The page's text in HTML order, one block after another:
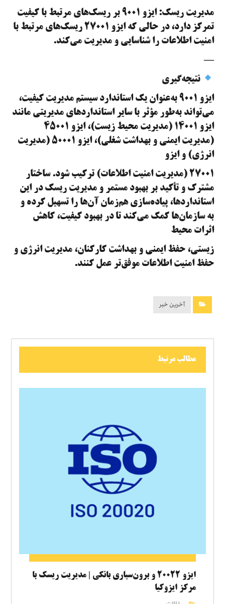
مدیریت ریسک: ایزو ۹۰۰۱ بر ریسک‌های مرتبط با کیفیت
تمرکز دارد، در حالی که ایزو ۲۷۰۰۱ ریسک‌های مرتبط با
امنیت اطلاعات را شناسایی و مدیریت می‌کند.
—
نتیجه‌گیری
ایزو ۹۰۰۱ به‌عنوان یک استاندارد سیستم مدیریت کیفیت،
می‌تواند به‌طور مؤثر با سایر استانداردهای مدیریتی مانند
ایزو ۱۴۰۰۱ (مدیریت محیط زیست)، ایزو ۴۵۰۰۱
(مدیریت ایمنی و بهداشت شغلی)، ایزو ۵۰۰۰۱ (مدیریت
انرژی) و ایزو
۲۷۰۰۱ (مدیریت امنیت اطلاعات) ترکیب شود. ساختار
مشترک و تأکید بر بهبود مستمر و مدیریت ریسک در این
استانداردها، پیاده‌سازی هم‌زمان آن‌ها را تسهیل کرده و
به سازمان‌ها کمک می‌کند تا در بهبود کیفیت، کاهش
اثرات محیط
زیستی، حفظ ایمنی و بهداشت کارکنان، مدیریت انرژی و
حفظ امنیت اطلاعات موفق‌تر عمل کنند.
آخرین خبر
مطالب مرتبط
ایزو ۲۰۰۲۲ و برون‌سپاری بانکی | مدیریت ریسک با
مرکز ایزوکیا